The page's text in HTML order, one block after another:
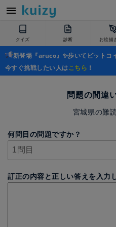
クイズ 診断 お絵描
新登場『aruco』✨歩いてビットコ
今すぐ挑戦したい人はこちら ！
問題の間違
宮城県の難
何問目の問題ですか？
訂正の内容と正しい答えを入力